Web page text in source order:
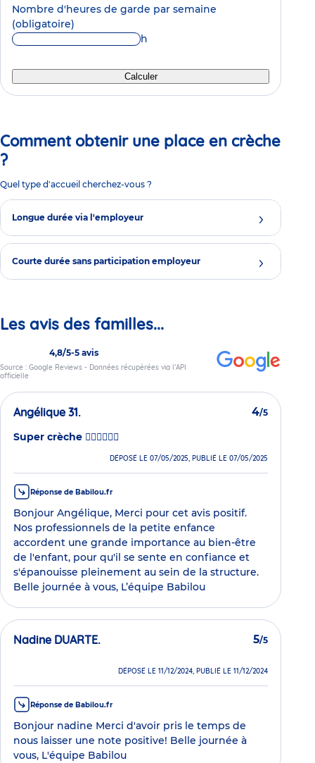
Nombre d'heures de garde par semaine
(obligatoire)
h
Calculer
Comment obtenir une place en crèche
?
Quel type d'accueil cherchez-vous ?
Longue durée via l'employeur
Courte durée sans participation employeur
Les avis des familles...
4,8/5-5 avis
Source : Google Reviews - Données récupérées via l’API
officielle
Angélique 31. 4/5
Super crèche 👍🏻👌🏻👶🏻
DÉPOSÉ LE 07/05/2025, PUBLIÉ LE 07/05/2025
Réponse de Babilou.fr
Bonjour Angélique, Merci pour cet avis positif.
Nos professionnels de la petite enfance
accordent une grande importance au bien-être
de l'enfant, pour qu'il se sente en confiance et
s'épanouisse pleinement au sein de la structure.
Belle journée à vous, L’équipe Babilou
Nadine DUARTE. 5/5
DÉPOSÉ LE 11/12/2024, PUBLIÉ LE 11/12/2024
Réponse de Babilou.fr
Bonjour nadine Merci d'avoir pris le temps de
nous laisser une note positive! Belle journée à
vous, L'équipe Babilou